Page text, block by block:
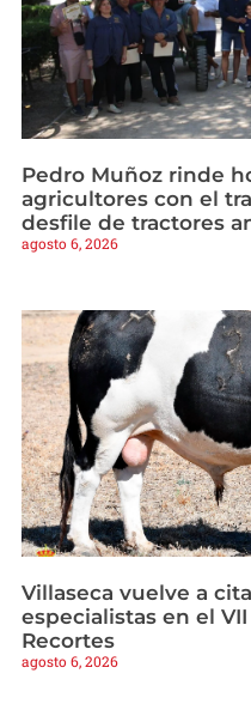
Pedro Muñoz rinde
agricultores con el
desfile de tractores
agosto 6, 2026
Villaseca vuelve a
especialistas en el
Recortes
agosto 6, 2026